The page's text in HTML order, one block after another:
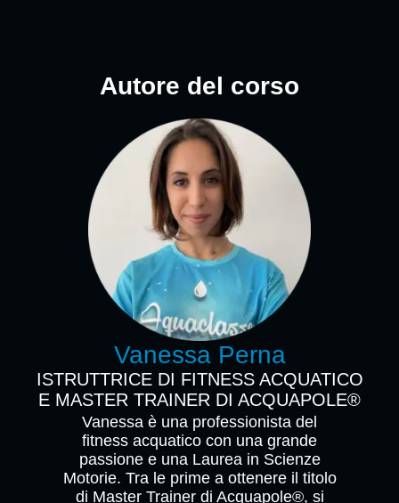
Autore del corso
Vanessa Perna
ISTRUTTRICE DI FITNESS ACQUATICO
E MASTER TRAINER DI ACQUAPOLE®
Vanessa è una professionista del
fitness acquatico con una grande
passione e una Laurea in Scienze
Motorie. Tra le prime a ottenere il titolo
di Master Trainer di Acquapole®, si